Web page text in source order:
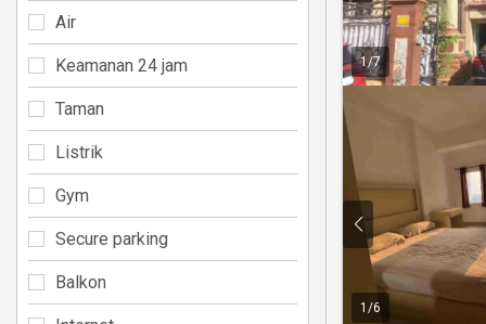
1/7
1 /6
Air
Keamanan 24 jam
Taman
Listrik
Gym
Secure parking
Balkon